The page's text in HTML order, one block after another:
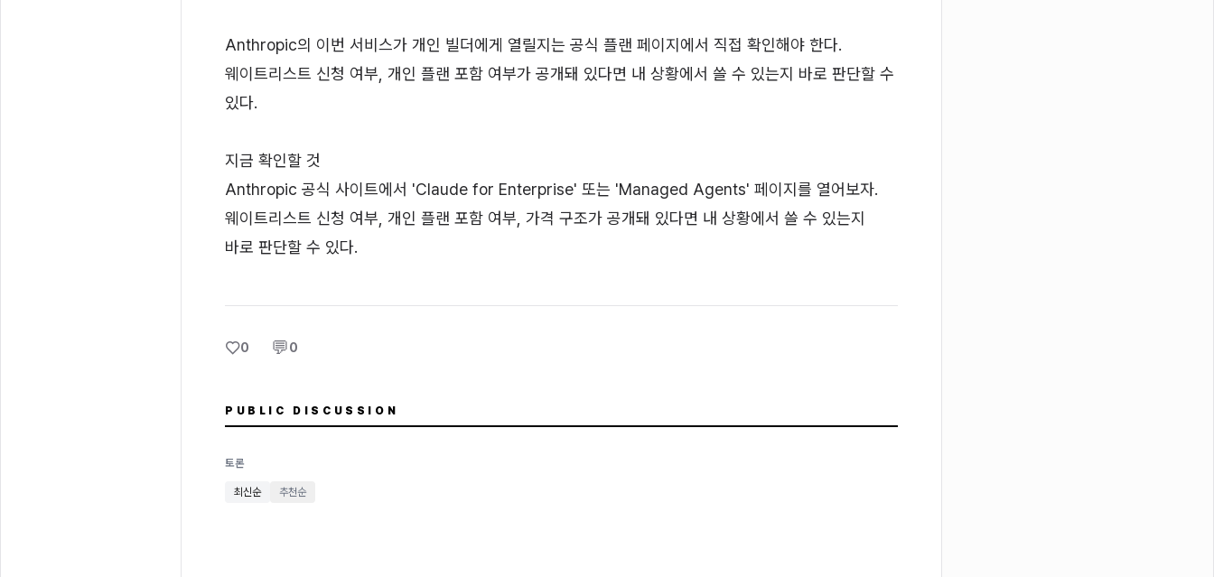
Anthropic의 이번 서비스가 개인 빌더에게 열릴지는 공식 플랜 페이지에서 직접 확인해야 한다.
웨이트리스트 신청 여부, 개인 플랜 포함 여부가 공개돼 있다면 내 상황에서 쓸 수 있는지 바로 판단할 수
있다.
지금 확인할 것
Anthropic 공식 사이트에서 'Claude for Enterprise' 또는 'Managed Agents' 페이지를 열어보자.
웨이트리스트 신청 여부, 개인 플랜 포함 여부, 가격 구조가 공개돼 있다면 내 상황에서 쓸 수 있는지
바로 판단할 수 있다.
♡0 💬0
PUBLIC DISCUSSION
토론
최신순 추천순